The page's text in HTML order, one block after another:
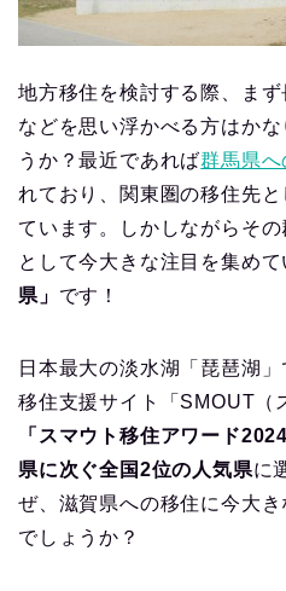
地方移住を検討する際、ま
などを思い浮かべる方はか
うか？最近であれば群馬県へ
れており、関東圏の移住先
ています。しかしながらそ
として今大きな注目を集めて
県」 です！
日本最大の淡水湖「琵琶湖
移住支援サイト「SMOUT（
「スマウト移住アワード2024
県に次ぐ全国2位の人気県に
ぜ、滋賀県への移住に今大
でしょうか？